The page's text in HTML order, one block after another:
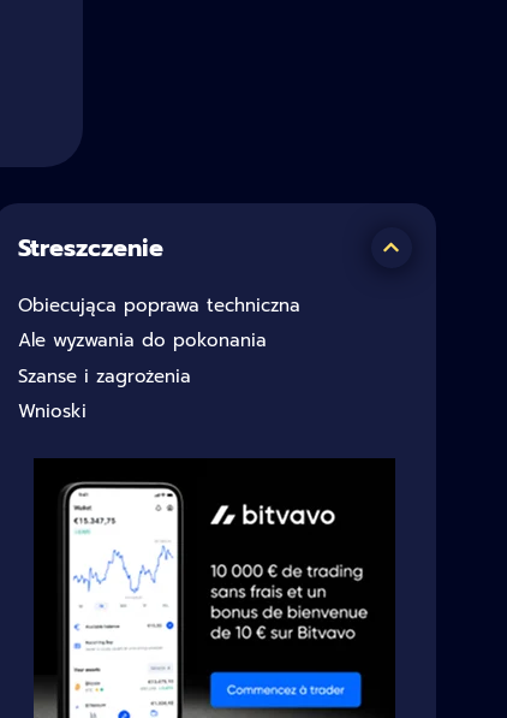
Streszczenie
Obiecująca poprawa techniczna
Ale wyzwania do pokonania
Szanse i zagrożenia
Wnioski